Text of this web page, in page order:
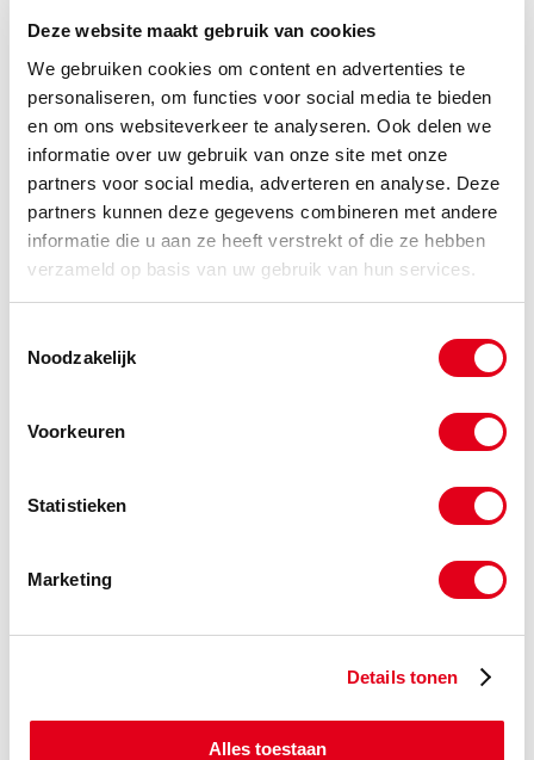
Deze website maakt gebruik van cookies
We gebruiken cookies om content en advertenties te
personaliseren, om functies voor social media te bieden
en om ons websiteverkeer te analyseren. Ook delen we
informatie over uw gebruik van onze site met onze
partners voor social media, adverteren en analyse. Deze
partners kunnen deze gegevens combineren met andere
informatie die u aan ze heeft verstrekt of die ze hebben
verzameld op basis van uw gebruik van hun services.
Noodzakelijk
Voorkeuren
Statistieken
Marketing
Details tonen
Alles toestaan
Gerelateerde categorieën voor Legris 3140
Leidingverbinding Y-stuk verloop
Legris 1025U blauw slang PUR